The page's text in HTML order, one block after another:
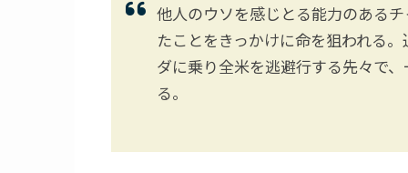
他人のウソを感じとる能力のある
たことをきっかけに命を狙われる
ダに乗り全米を逃避行する先々で
る。